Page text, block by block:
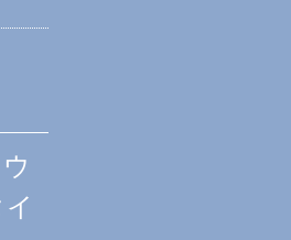
ウ